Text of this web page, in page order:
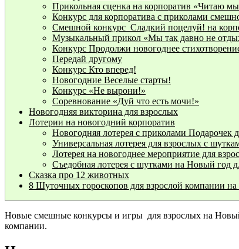
Прикольная сценка на корпоратив «Читаю
Конкурс для корпоратива с приколами
Смешной конкурс Сладкий поцелуй! на
Музыкальный прикол «Мы так давно не
Конкурс Продолжи новогоднее
Передай другому
Конкурс Кто вперед!
Новогодние Веселые старты!
Конкурс «Не вырони!»
Соревнование «Дуй что есть мочи!»
Новогодняя викторина для взрослых
Лотерии на новогодний корпоратив
Новогодняя лотерея с приколами Подарочек
Универсальная лотерея для взрослых с
Лотерея на новогоднее мероприятие для
Съедобная лотерея с шутками на Новый год
Сказка про 12 животных
8 Шуточных гороскопов для взрослой компании
Новые смешные конкурсы и игры для взрослых на Новый
компании.